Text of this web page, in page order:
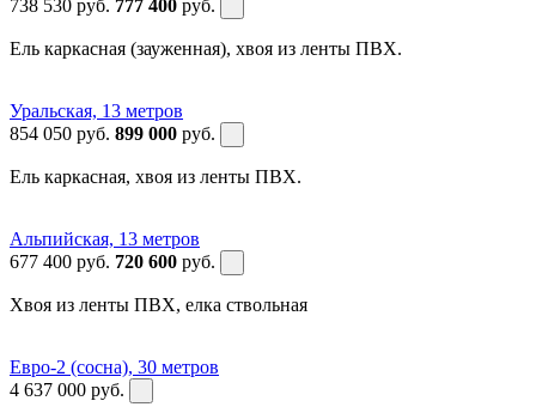
738 530 руб. 777 400 руб.
Ель каркасная (зауженная), хвоя из ленты ПВХ.
Уральская, 13 метров
854 050 руб. 899 000 руб.
Ель каркасная, хвоя из ленты ПВХ.
Альпийская, 13 метров
677 400 руб. 720 600 руб.
Хвоя из ленты ПВХ, елка ствольная
Евро-2 (сосна), 30 метров
4 637 000 руб.